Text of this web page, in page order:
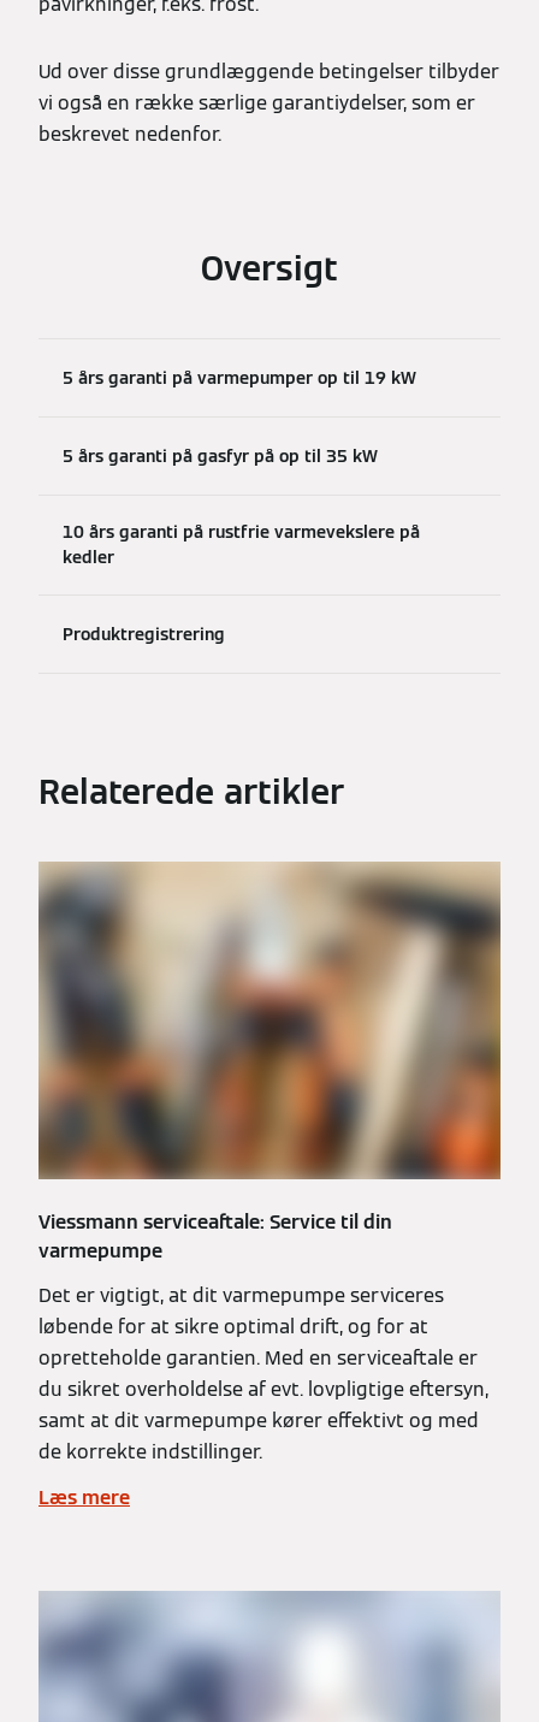
Ud over disse grundlæggende betingelser tilbyder
vi også en række særlige garantiydelser, som er
beskrevet nedenfor.
Oversigt
5 års garanti på varmepumper op til 19 kW
5 års garanti på gasfyr på op til 35 kW
10 års garanti på rustfrie varmevekslere på
kedler
Produktregistrering
Relaterede artikler
Viessmann serviceaftale: Service til din
varmepumpe
Det er vigtigt, at dit varmepumpe serviceres
løbende for at sikre optimal drift, og for at
opretteholde garantien. Med en serviceaftale er
du sikret overholdelse af evt. lovpligtige eftersyn,
samt at dit varmepumpe kører effektivt og med
de korrekte indstillinger.
Læs mere